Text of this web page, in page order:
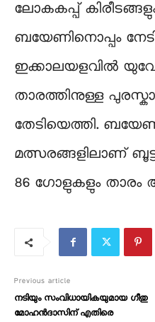
ലോകകപ്പ്
ബയേണിനൊപ്പം
ഇക്കാലയളവിൽ
താരത്തിനുള്ള
തേടിയെത്തി.
മത്സരങ്ങളിലാണ്
86 ഗോളുകളും താരം
Previous article
നടിയും സംവിധായികയുമായ ഗീതു
മോഹൻദാസിന് എതിരെ